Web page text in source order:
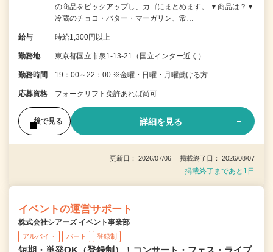
の商品をピックアップし、カゴにまとめます。 ▼商品は？▼
冷蔵のチョコ・バター・マーガリン、常…
給与 時給1,300円以上
勤務地 東京都国立市泉1-13-21（国立インター近く）
勤務時間 19：00～22：00 ※金曜・日曜・月曜働ける方
応募資格 フォークリフト免許あれば尚可
後で見る 詳細を見る
更新日： 2026/07/06 掲載終了日： 2026/08/07
掲載終了まであと1日
イベントの運営サポート
株式会社シアーズ イベント事業部
アルバイト パート 登録制